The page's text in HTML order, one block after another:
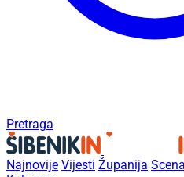
Pretraga
Najnovije Vijesti Županija Scena